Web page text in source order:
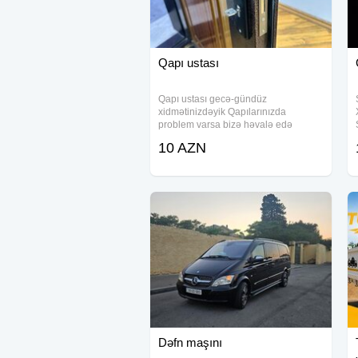
Qapı ustası
Qapı ustası gecə-gündüz
xidmətinizdəyik Qapılarınızda
problem varsa bizə həvalə edə
alüminium seyf qapıların təmirini bizə
cavabdehik. Xidmətimiz bakı
10 AZN
Dəfn maşını